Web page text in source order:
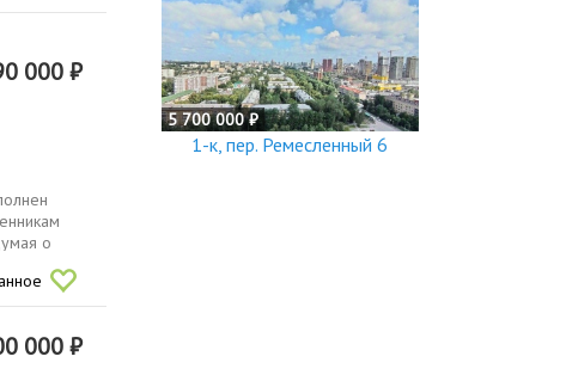
000 ₽
о
000 ₽
5 700 000 ₽
1-к, пер. Ремесленный 6